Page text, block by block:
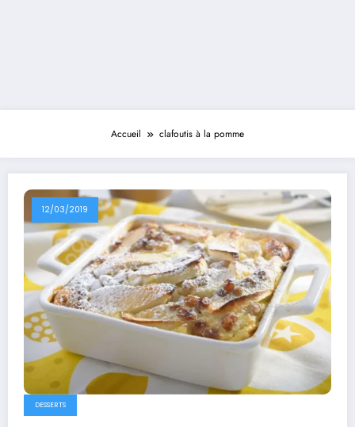
Accueil clafoutis à la pomme
12/03/2019
DESSERTS